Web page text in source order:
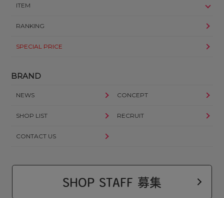
ITEM
RANKING
SPECIAL PRICE
BRAND
NEWS CONCEPT
SHOP LIST RECRUIT
CONTACT US
SHOP STAFF 募集